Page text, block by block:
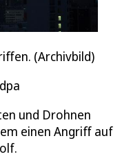
(Archivbild)
und Drohnen
einen Angriff auf